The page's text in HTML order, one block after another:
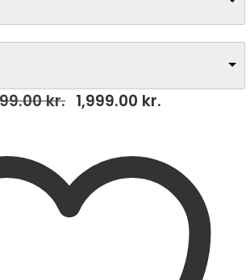
kr. 1,999.00 kr.